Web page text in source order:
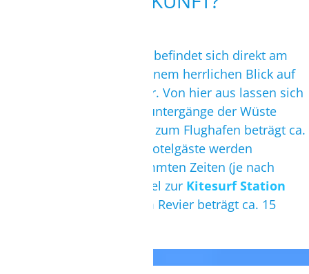
TELEFON/VIDEOCALL MÖGLICH.
Das Komforthotel II Zarzis befindet sich direkt am
feinsandigen Strand mit einem herrlichen Blick auf
das türkisblaue Mittelmeer. Von hier aus lassen sich
atemberaubende Sonnenuntergänge der Wüste
genießen. Die Transferzeit zum Flughafen beträgt ca.
45 Fahrminuten. Unsere Hotelgäste werden
kostenlos und zu abgestimmten Zeiten (je nach
Wind) 1x pro Tag vom Hotel zur Kitesurf Station
abgeholt. Die Fahrzeit zum Revier beträgt ca. 15